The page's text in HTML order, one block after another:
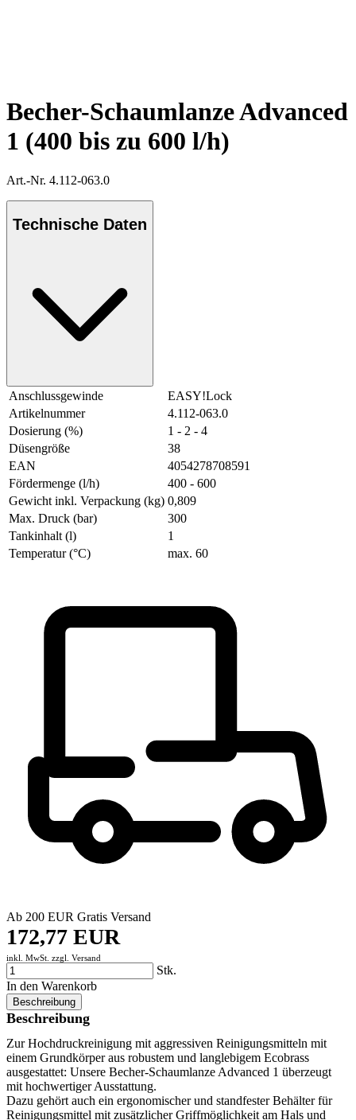
Becher-Schaumlanze Advanced
1 (400 bis zu 600 l/h)
Art.-Nr. 4.112-063.0
Technische Daten
Anschlussgewinde
EASY!Lock
Artikelnummer
4.112-063.0
Dosierung (%)
1 - 2 - 4
Düsengröße
38
EAN
4054278708591
Fördermenge (l/h)
400 - 600
Gewicht inkl. Verpackung (kg) 0,809
Max. Druck (bar)
300
Tankinhalt (l)
1
Temperatur (°C)
max. 60
Ab 200 EUR Gratis Versand
172,77 EUR
inkl. MwSt. zzgl. Versand
Stk.
In den Warenkorb
Beschreibung
Beschreibung
Zur Hochdruckreinigung mit aggressiven Reinigungsmitteln mit
einem Grundkörper aus robustem und langlebigem Ecobrass
ausgestattet: Unsere Becher-Schaumlanze Advanced 1 überzeugt
mit hochwertiger Ausstattung.
Dazu gehört auch ein ergonomischer und standfester Behälter für
Reinigungsmittel mit zusätzlicher Griffmöglichkeit am Hals und